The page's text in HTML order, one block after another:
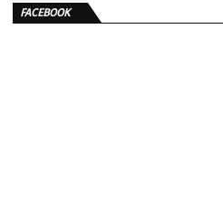
FACEBOOK